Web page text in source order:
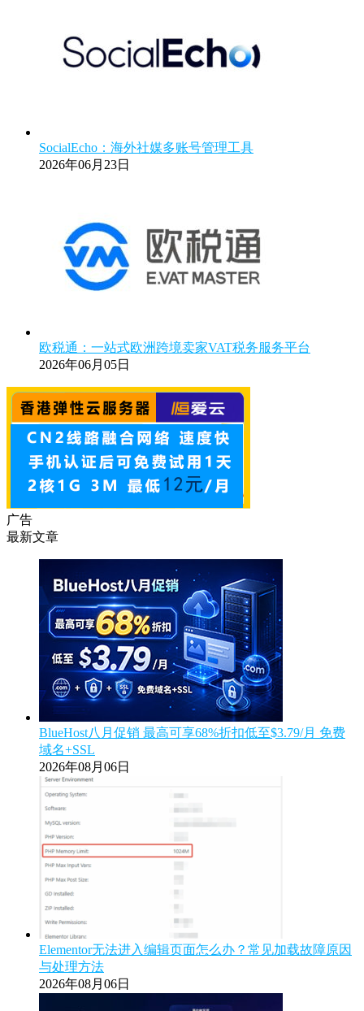
SocialEcho：海外社媒多账号管理工具
2026年06月23日
欧税通：一站式欧洲跨境卖家VAT税务服务平台
2026年06月05日
广告
最新文章
BlueHost八月促销 最高可享68%折扣低至$3.79/月 免费
域名+SSL
2026年08月06日
Elementor无法进入编辑页面怎么办？常见加载故障原因
与处理方法
2026年08月06日